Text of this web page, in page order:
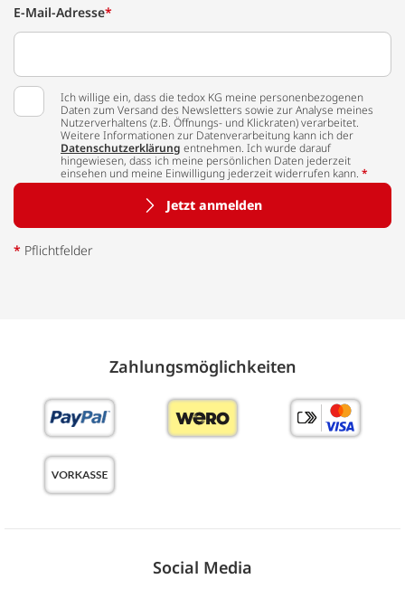
E-Mail-Adresse*
Ich willige ein, dass die tedox KG meine personenbezogenen
Daten zum Versand des Newsletters sowie zur Analyse meines
Nutzerverhaltens (z.B. Öffnungs- und Klickraten) verarbeitet.
Weitere Informationen zur Datenverarbeitung kann ich der
Datenschutzerklärung entnehmen. Ich wurde darauf
hingewiesen, dass ich meine persönlichen Daten jederzeit
einsehen und meine Einwilligung jederzeit widerrufen kann. *
Jetzt anmelden
* Pflichtfelder
Zahlungs­möglich­keiten
Social Media